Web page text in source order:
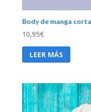
Body de manga
10,95€
LEER MÁS